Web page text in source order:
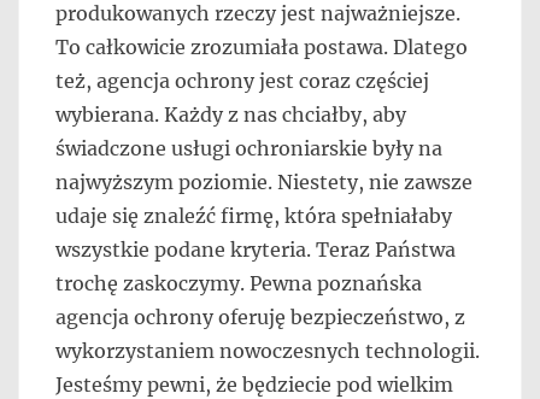
produkowanych rzeczy jest najważniejsze.
To całkowicie zrozumiała postawa. Dlatego
też, agencja ochrony jest coraz częściej
wybierana. Każdy z nas chciałby, aby
świadczone usługi ochroniarskie były na
najwyższym poziomie. Niestety, nie zawsze
udaje się znaleźć firmę, która spełniałaby
wszystkie podane kryteria. Teraz Państwa
trochę zaskoczymy. Pewna poznańska
agencja ochrony oferuję bezpieczeństwo, z
wykorzystaniem nowoczesnych technologii.
Jesteśmy pewni, że będziecie pod wielkim